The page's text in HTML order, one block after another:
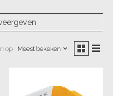
op Meest bekeken